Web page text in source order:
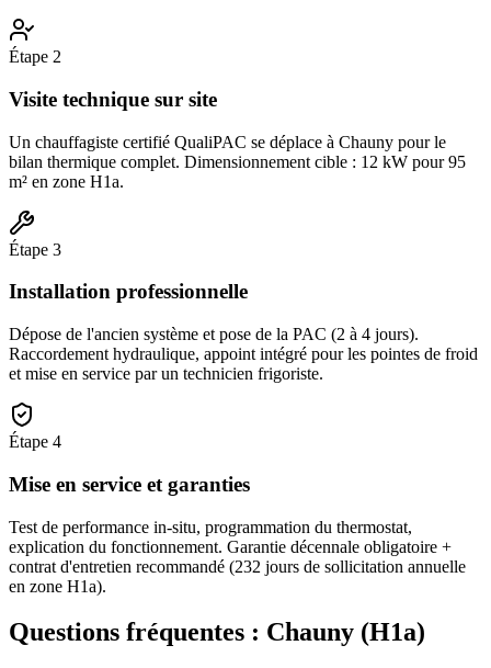
Étape 2
Visite technique sur site
Un chauffagiste certifié QualiPAC se déplace à Chauny pour le
bilan thermique complet. Dimensionnement cible : 12 kW pour 95
m² en zone H1a.
Étape 3
Installation professionnelle
Dépose de l'ancien système et pose de la PAC (2 à 4 jours).
Raccordement hydraulique, appoint intégré pour les pointes de froid
et mise en service par un technicien frigoriste.
Étape 4
Mise en service et garanties
Test de performance in-situ, programmation du thermostat,
explication du fonctionnement. Garantie décennale obligatoire +
contrat d'entretien recommandé (232 jours de sollicitation annuelle
en zone H1a).
Questions fréquentes : Chauny (H1a)